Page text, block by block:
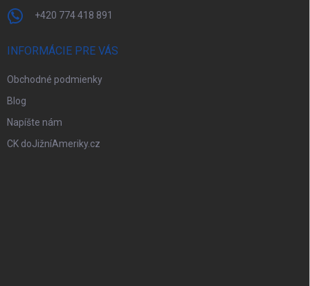
+420 774 418 891
INFORMÁCIE PRE VÁS
Obchodné podmienky
Blog
Napíšte nám
CK doJižníAmeriky.cz